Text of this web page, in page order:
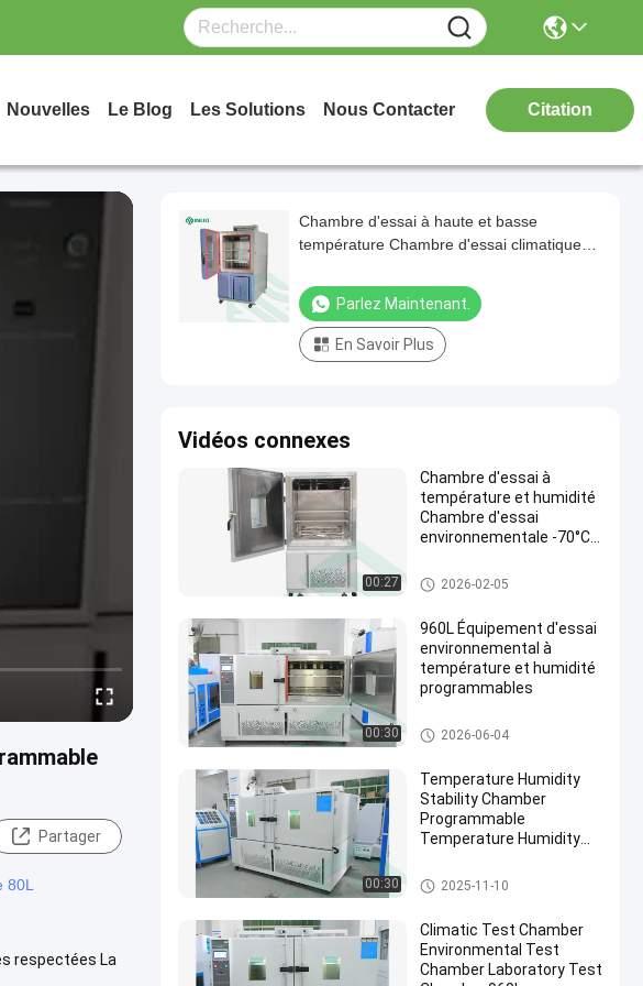
Nouvelles Le Blog Les Solutions Nous Contacter Citation
Partager
respectées La
Chambre d'essai à haute et basse
température Chambre d'essai climatique
Parlez Maintenant.
En Savoir Plus
Vidéos connexes
00:27
Chambre d'essai à
température et humidité
Chambre d'essai
environnementale -70°C à
Chambre d'essai d'humidité d
e la température
2026-02-05
00:30
960L Équipement d'essai
environnemental à
température et humidité
programmables
Chambre d'essai d'humidité d
e la température
2026-06-04
00:30
Temperature Humidity
Stability Chamber
Programmable
Temperature Humidity
Chambre d'essai d'humidité d
e la température
2025-11-10
Climatic Test Chamber
Environmental Test
Chamber Laboratory Test